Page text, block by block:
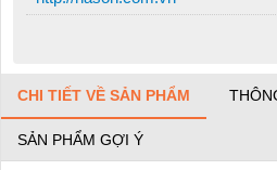
CHI TIẾT VỀ SẢN PHẨM
SẢN PHẨM GỢI Ý